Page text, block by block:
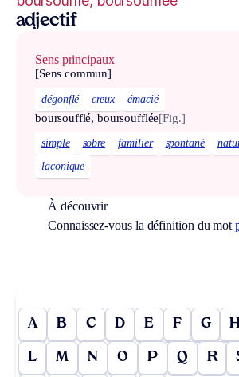
adjectif
Sens principaux
[Sens commun]
dégonflé creux émacié
boursoufflé, boursoufflée[Fig.]
simple sobre familier spontané
laconique
À découvrir
Connaissez-vous la définition du mot
A B C D E F G H
L M N O P Q R